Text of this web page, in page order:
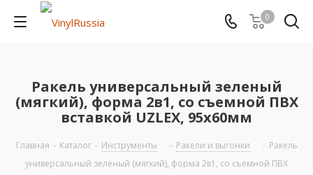
0
Ракель универсальный зеленый
(мягкий), форма 2в1, со съемной ПВХ
вставкой UZLEX, 95х60мм
Главная - Каталог - Инструменты - Ракели и выгонки - Ракель
универсальный зеленый (мягкий), форма 2в1, со съемной ПВХ